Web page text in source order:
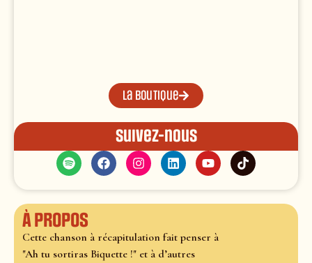
La boutique
Suivez-nous
À propos
Cette chanson à récapitulation fait penser à
"Ah tu sortiras Biquette !" et à d’autres